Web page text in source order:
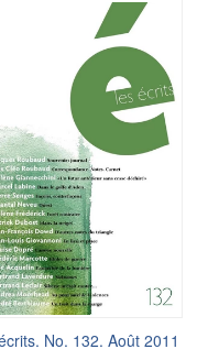
No. 132. Août 2011